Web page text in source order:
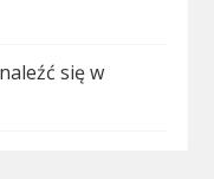
się w